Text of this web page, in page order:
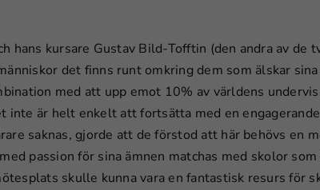
hans kursare Gustav Bild-Tofftin (den andra av de
det finns runt omkring dem som älskar
med att upp emot 10% av världens
inte är helt enkelt att fortsätta med en
saknas, gjorde att de förstod att här behövs en
passion för sina ämnen matchas med skolor
skulle kunna vara en fantastisk resurs för